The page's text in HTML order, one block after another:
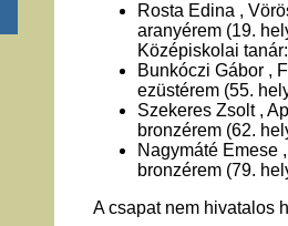
Rosta Edina ,
aranyérem (19.
Középiskolai
Bunkóczi Gábor ,
ezüstérem (55.
Szekeres Zsolt ,
bronzérem (62.
Nagymáté Emese
bronzérem (79.
A csapat nem hivatalos